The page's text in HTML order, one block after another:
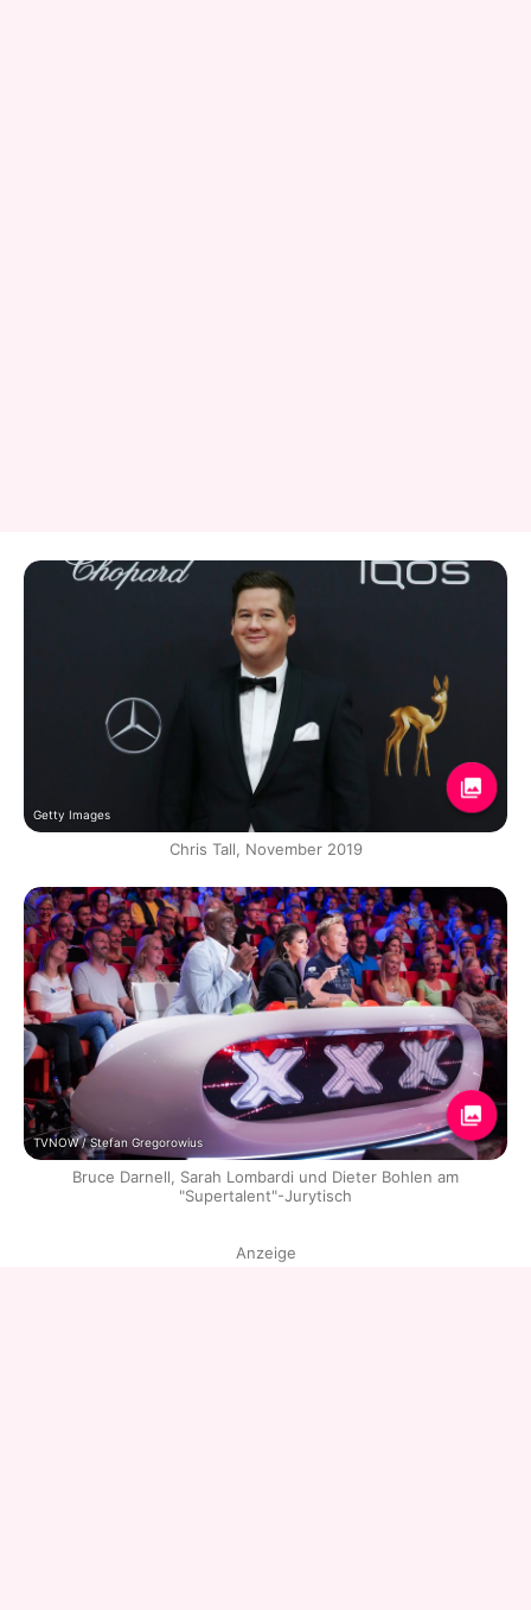
Getty Images
Chris Tall, November 2019
TVNOW / Stefan Gregorowius
Bruce Darnell, Sarah Lombardi und Dieter Bohlen am
"Supertalent"-Jurytisch
Anzeige